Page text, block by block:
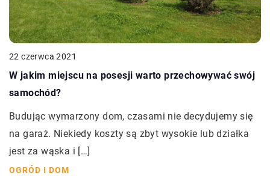
22 czerwca 2021
W jakim miejscu na posesji warto przechowywać swój
samochód?
Budując wymarzony dom, czasami nie decydujemy się
na garaż. Niekiedy koszty są zbyt wysokie lub działka
jest za wąska i […]
OGRÓD I DOM